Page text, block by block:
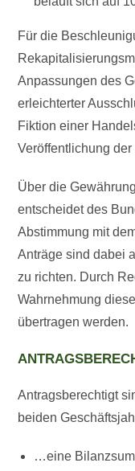
Für die
Anpassungen des
erleichterter
Fiktion einer
Veröffentlichung
Über die
entscheidet des
Abstimmung mit
Anträge sind dabei
zu richten. Durch
Wahrnehmung
übertragen werden.
Antragsberechtigt
beiden
…eine